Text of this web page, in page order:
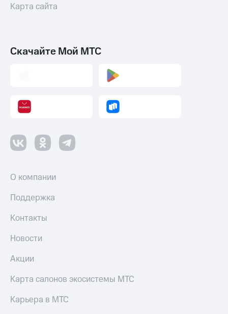
Карта сайта
Скачайте Мой МТС
О компании
Поддержка
Контакты
Новости
Акции
Карта салонов экосистемы МТС
Карьера в МТС